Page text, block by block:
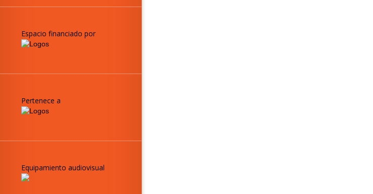
Espacio financiado por
Pertenece a
Equipamiento audiovisual